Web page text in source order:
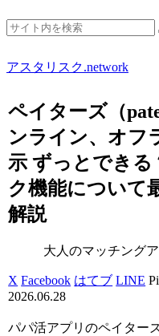
アスタリスク.network
ペイターズ（
ンライン、オフ
示 ずっとできる
ク機能について
解説
大人のマッチング
X Facebook はてブ LINE
2026.06.28
パパ活アプリのペイター